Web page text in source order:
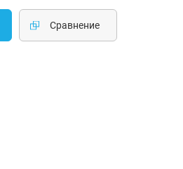
Cравнение